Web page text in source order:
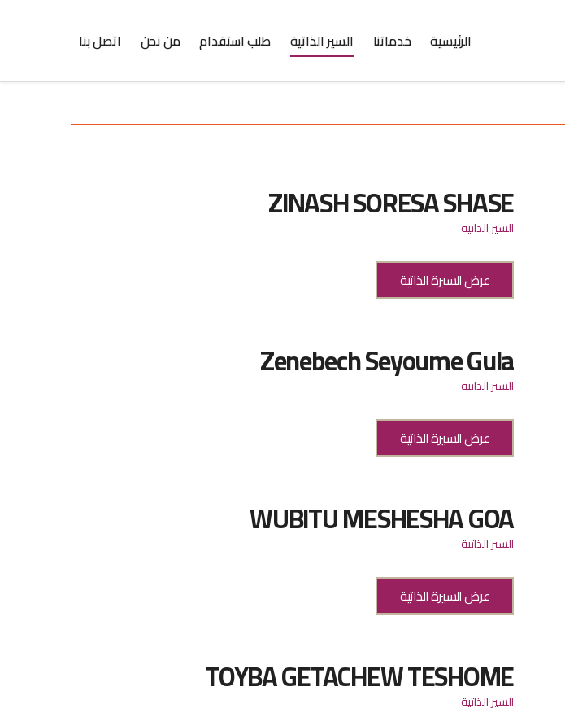
الرئيسية خدماتنا السير الذاتية طلب استقدام من نحن اتصل بنا
ZINASH SORESA SHASE
السير الذاتية
عرض السيرة الذاتية
Zenebech Seyoume Gula
السير الذاتية
عرض السيرة الذاتية
WUBITU MESHESHA GOA
السير الذاتية
عرض السيرة الذاتية
TOYBA GETACHEW TESHOME
السير الذاتية